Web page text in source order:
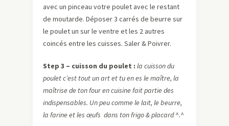
avec un pinceau votre poulet avec le restant
de moutarde. Déposer 3 carrés de beurre sur
le poulet un sur le ventre et les 2 autres
coincés entre les cuisses. Saler & Poivrer.
Step 3 – cuisson du poulet : la cuisson du
poulet c’est tout un art et tu en es le maître, la
maîtrise de ton four en cuisine fait partie des
indispensables. Un peu comme le lait, le beurre,
la farine et les œufs dans ton frigo & placard ^.^